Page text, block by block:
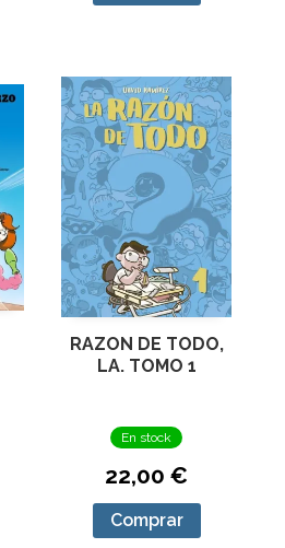
RAZON DE TODO,
LA. TOMO 1
En stock
22,00 €
Comprar